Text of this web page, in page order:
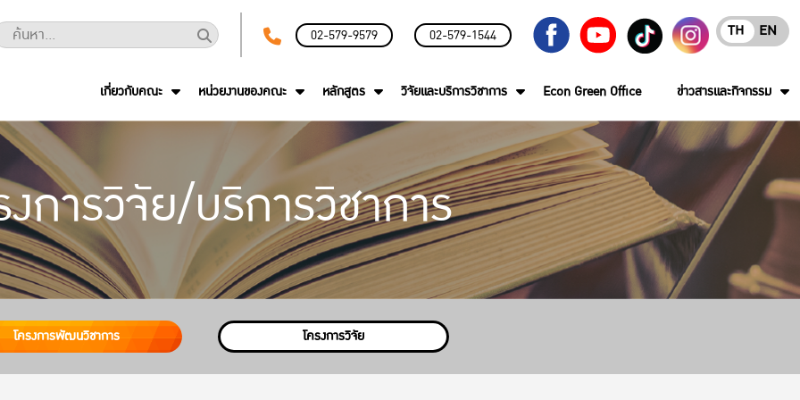
02-579-9579 02-579-1544 EN
TH
เกี่ยวกับคณะ หน่วยงานของคณะ หลักสูตร วิจัยและบริการวิชาการ Econ Green Office ข่าวสารและกิจกรรม
งการวิจัย/บริการวิชาการ
โครงการพัฒนวิชาการ โครงการวิจัย